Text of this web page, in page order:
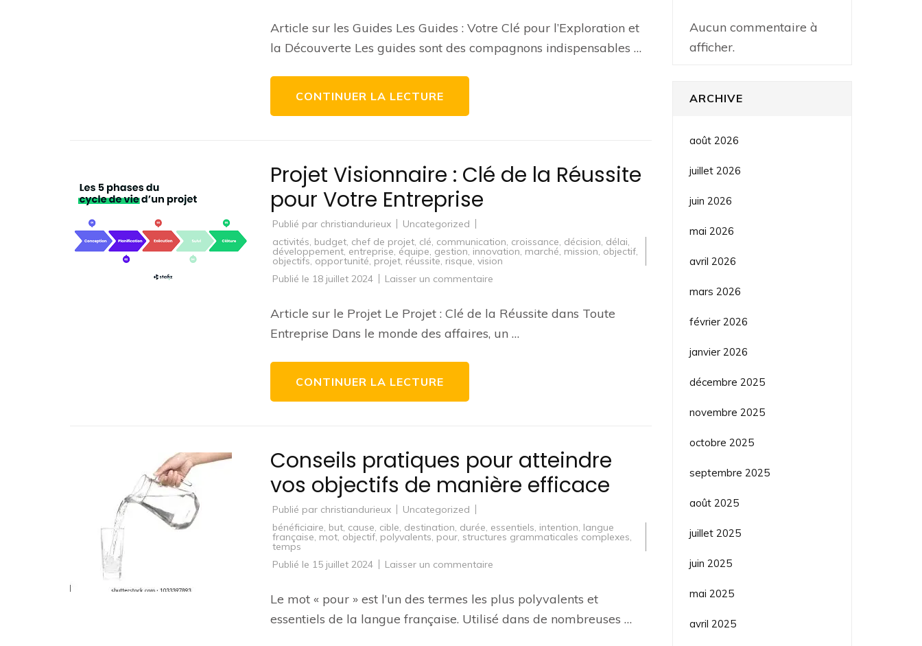
pour
une
Exploration
Inoubliable
Article sur les Guides Les Guides : Votre Clé pour l’Exploration et
la Découverte Les guides sont des compagnons indispensables …
CONTINUER LA LECTURE
Projet Visionnaire : Clé de la Réussite
pour Votre Entreprise
Publié par christiandurieux
Uncategorized
activités, budget, chef de projet, clé, communication, croissance, décision, délai,
développement, entreprise, équipe, gestion, innovation, marché, mission, objectif,
objectifs, opportunité,projet, réussite, risque, vision
Publié le 18 juillet 2024 Laisser un commentaire
Clé
la
Article sur le Projet Le Projet : Clé de la Réussite dans Toute
Entreprise Dans le monde des affaires, un …
CONTINUER LA LECTURE
Conseils pratiques pour atteindre
vos objectifs de manière efficace
Publié par christiandurieux
Uncategorized
bénéficiaire, but, cause, cible, destination, durée, essentiels, intention, langue
française, mot, objectif, polyvalents, pour, structures grammaticales complexes,
temps
Publié le 15 juillet 2024 Laisser un commentaire
pour
atteindre
vos
objectifs
Le mot « pour » est l’un des termes les plus polyvalents et
essentiels de la langue française. Utilisé dans de nombreuses …
Aucun commentaire à
afficher.
ARCHIVE
août 2026
juillet 2026
juin 2026
mai 2026
avril 2026
mars 2026
février 2026
janvier 2026
décembre 2025
novembre 2025
octobre 2025
septembre 2025
août 2025
juillet 2025
juin 2025
mai 2025
avril 2025